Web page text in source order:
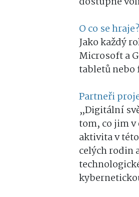
O co se hraje?
Jako každý
Microsoft a
tabletů nebo
Partneři
„Digitální
tom, co jim
aktivita v
celých rodin